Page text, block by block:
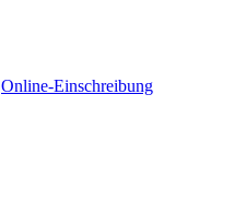
Online-Einschreibung